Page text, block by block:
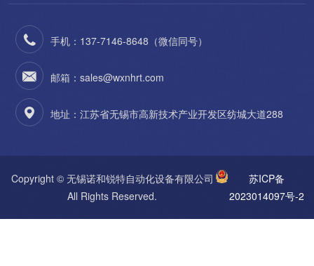
手机：137-7146-8648（微信同号）
邮箱：sales@wxnhrt.com
地址：江苏省无锡市高新技术产业开发区纺城大道288
Copyright © 无锡诺和锐特自动化设备有限公司
All Rights Reserved.
苏ICP备
2023014097号-2